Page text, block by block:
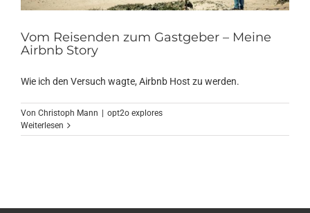
Vom Reisenden zum Gastgeber – Meine
Airbnb Story
Wie ich den Versuch wagte, Airbnb Host zu werden.
Von Christoph Mann
opt2o explores
Weiterlesen